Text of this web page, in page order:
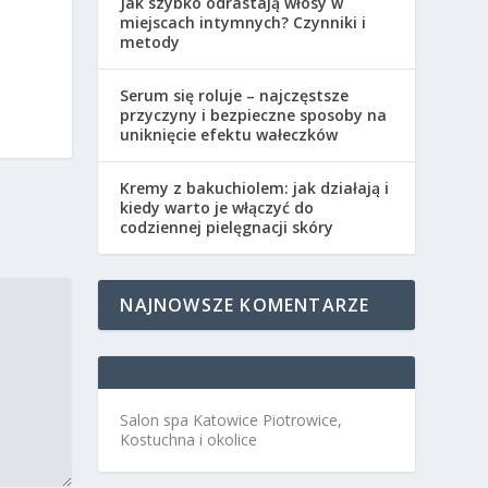
miejscach intymnych? Czynniki i
metody
Serum się roluje – najczęstsze
przyczyny i bezpieczne sposoby na
uniknięcie efektu wałeczków
Kremy z bakuchiolem: jak działają i
kiedy warto je włączyć do
codziennej pielęgnacji skóry
NAJNOWSZE KOMENTARZE
Salon spa Katowice Piotrowice,
Kostuchna i okolice